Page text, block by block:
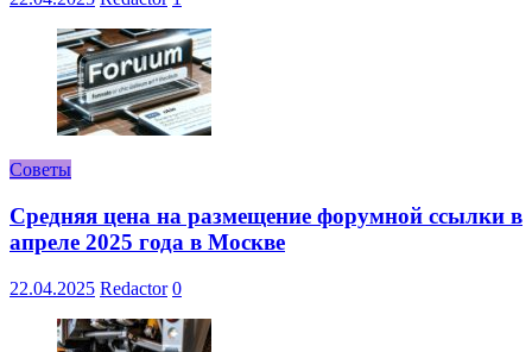
Советы
Средняя цена на размещение форумной ссылки в
апреле 2025 года в Москве
22.04.2025 Redactor 0